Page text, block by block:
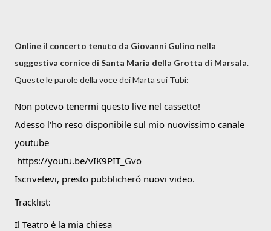
Online il concerto tenuto da Giovanni Gulino nella
suggestiva cornice di Santa Maria della Grotta di Marsala.
Queste le parole della voce dei Marta sui Tubi:
Non potevo tenermi questo live nel cassetto!
Adesso l'ho reso disponibile sul mio nuovissimo canale
youtube
https://youtu.be/vIK9PIT_Gvo
Iscrivetevi, presto pubblicheró nuovi video.
Tracklist:
Il Teatro é la mia chiesa